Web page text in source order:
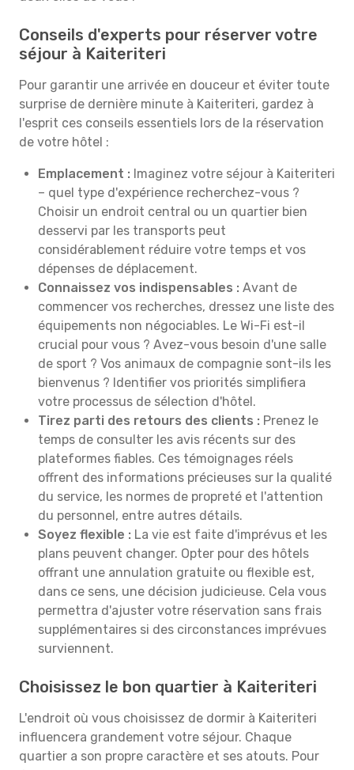
Conseils d'experts pour réserver votre
séjour à Kaiteriteri
Pour garantir une arrivée en douceur et éviter toute
surprise de dernière minute à Kaiteriteri, gardez à
l'esprit ces conseils essentiels lors de la réservation
de votre hôtel :
Emplacement : Imaginez votre séjour à Kaiteriteri
– quel type d'expérience recherchez-vous ?
Choisir un endroit central ou un quartier bien
desservi par les transports peut
considérablement réduire votre temps et vos
dépenses de déplacement.
Connaissez vos indispensables : Avant de
commencer vos recherches, dressez une liste des
équipements non négociables. Le Wi-Fi est-il
crucial pour vous ? Avez-vous besoin d'une salle
de sport ? Vos animaux de compagnie sont-ils les
bienvenus ? Identifier vos priorités simplifiera
votre processus de sélection d'hôtel.
Tirez parti des retours des clients : Prenez le
temps de consulter les avis récents sur des
plateformes fiables. Ces témoignages réels
offrent des informations précieuses sur la qualité
du service, les normes de propreté et l'attention
du personnel, entre autres détails.
Soyez flexible : La vie est faite d'imprévus et les
plans peuvent changer. Opter pour des hôtels
offrant une annulation gratuite ou flexible est,
dans ce sens, une décision judicieuse. Cela vous
permettra d'ajuster votre réservation sans frais
supplémentaires si des circonstances imprévues
surviennent.
Choisissez le bon quartier à Kaiteriteri
L'endroit où vous choisissez de dormir à Kaiteriteri
influencera grandement votre séjour. Chaque
quartier a son propre caractère et ses atouts. Pour